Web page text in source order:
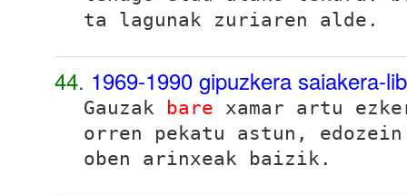
ta lagunak zuriaren alde.
44. 1969-1990 gipuzkera saiakera-
Gauzak bare xamar artu
orren pekatu astun,
oben arinxeak baizik.